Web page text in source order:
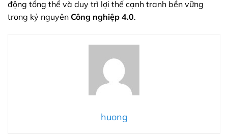
động tổng thể và duy trì lợi thế cạnh tranh bền vững
trong kỷ nguyên Công nghiệp 4.0.
huong